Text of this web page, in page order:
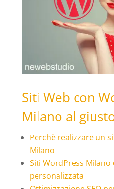
Siti Web con
Milano al
Perchè realizzare un
Milano
Siti WordPress Milano
personalizzata